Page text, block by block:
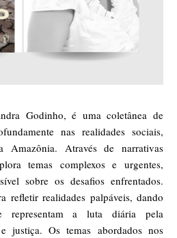
Godinho, é uma coletânea de
nas realidades sociais,
Amazônia. Através de narrativas
temas complexos e urgentes,
sobre os desafios enfrentados.
refletir realidades palpáveis, dando
representam a luta diária pela
justiça. Os temas abordados nos